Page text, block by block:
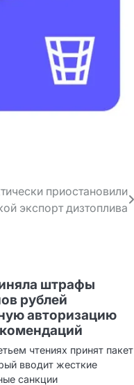
приостановили
экспорт дизтоплива
штрафы
рублей
авторизацию
чтениях принят пакет
вводит жесткие
санкции